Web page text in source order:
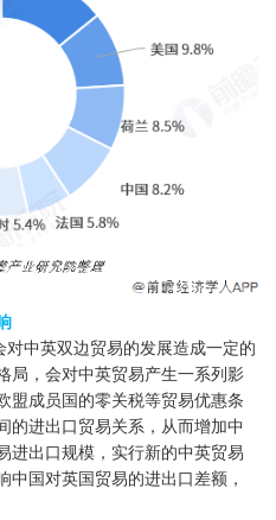
中英双边贸易的发展造成一定的
局，会对中英贸易产生一系列影
盟成员国的零关税等贸易优惠条
的进出口贸易关系，从而增加中
进出口规模，实行新的中英贸易
国对英国贸易的进出口差额，